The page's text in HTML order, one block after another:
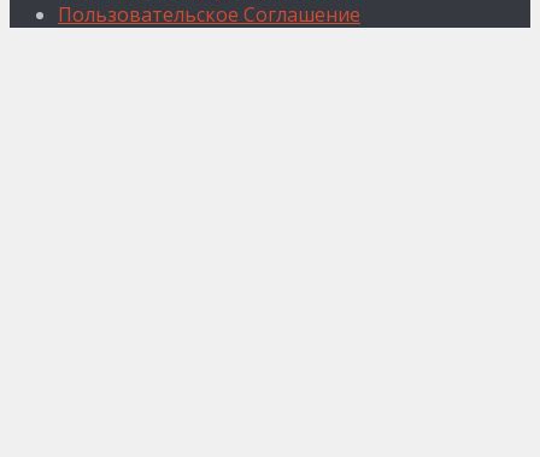
Пользовательское Соглашение